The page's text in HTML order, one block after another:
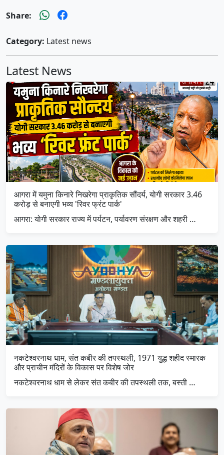
Share:
Category: Latest news
Latest News
आगरा में यमुना किनारे निखरेगा प्राकृतिक सौंदर्य, योगी सरकार 3.46
करोड़ से बनाएगी भव्य 'रिवर फ्रंट पार्क'
आगरा: योगी सरकार राज्य में पर्यटन, पर्यावरण संरक्षण और शहरी …
नकटेश्वरनाथ धाम, संत कबीर की तपस्थली, 1971 युद्ध शहीद स्मारक
और प्राचीन मंदिरों के विकास पर विशेष जोर
नकटेश्वरनाथ धाम से लेकर संत कबीर की तपस्थली तक, बस्ती …